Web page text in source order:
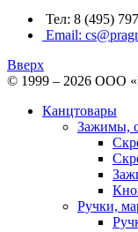
Тел: 8 (495)
Email:
Вверх
© 1999 – 2026 ООО
Канцтовары
Зажимы,
Ручки,